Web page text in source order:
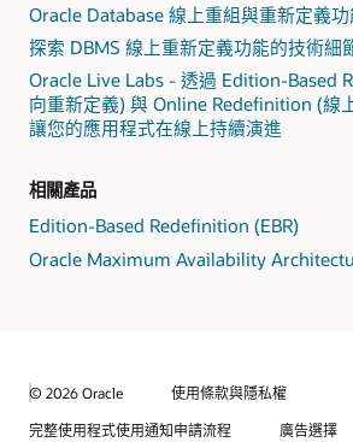
Oracle Database 線上重組與重新定義
探索 DBMS 線上重新定義功能的技術細
Oracle Live Labs - 透過 Edition-Based
向重新定義) 與 Online Redefinition (線
讓您的應用程式在線上持續演進
相關產品
Edition-Based Redefinition (EBR)
Oracle Maximum Availability
© 2026 Oracle
使用條款與隱私權
完整使用程式使用通知申請流程
廣告選擇